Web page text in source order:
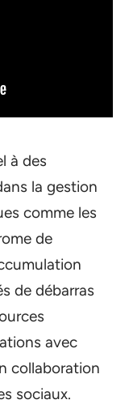
à des
la gestion
comme les
de
de débarras
avec
collaboration
sociaux.